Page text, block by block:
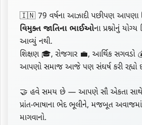
🇮🇳 79 વર્ષના આઝાદી પછીપણ આપણા
વિમુક્ત જાતિના ભાઈઓના પ્રશ્નોનું
આવ્યું નથી.
શિક્ષણ 🎓, રોજગાર 💼, આર્થિક સગવડો 💰
આપણો સમાજ આજે પણ સંઘર્ષ કરી રહ્યો
🤝 હવે સમય છે — આપણે સૌ એકતા સાથે
પ્રાંત-ભાષાના ભેદ ભૂલીને, મજબૂત
માગવાનો.